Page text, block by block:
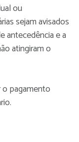
ou
sejam avisados
antecedência e a
atingiram o
o pagamento